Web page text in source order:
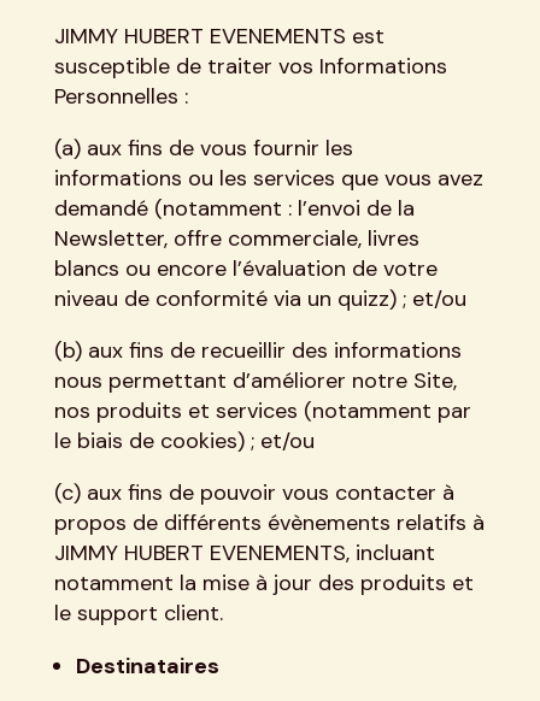
JIMMY HUBERT EVENEMENTS est
susceptible de traiter vos Informations
Personnelles :
(a) aux fins de vous fournir les
informations ou les services que vous avez
demandé (notamment : l’envoi de la
Newsletter, offre commerciale, livres
blancs ou encore l’évaluation de votre
niveau de conformité via un quizz) ; et/ou
(b) aux fins de recueillir des informations
nous permettant d’améliorer notre Site,
nos produits et services (notamment par
le biais de cookies) ; et/ou
(c) aux fins de pouvoir vous contacter à
propos de différents évènements relatifs à
JIMMY HUBERT EVENEMENTS, incluant
notamment la mise à jour des produits et
le support client.
Destinataires